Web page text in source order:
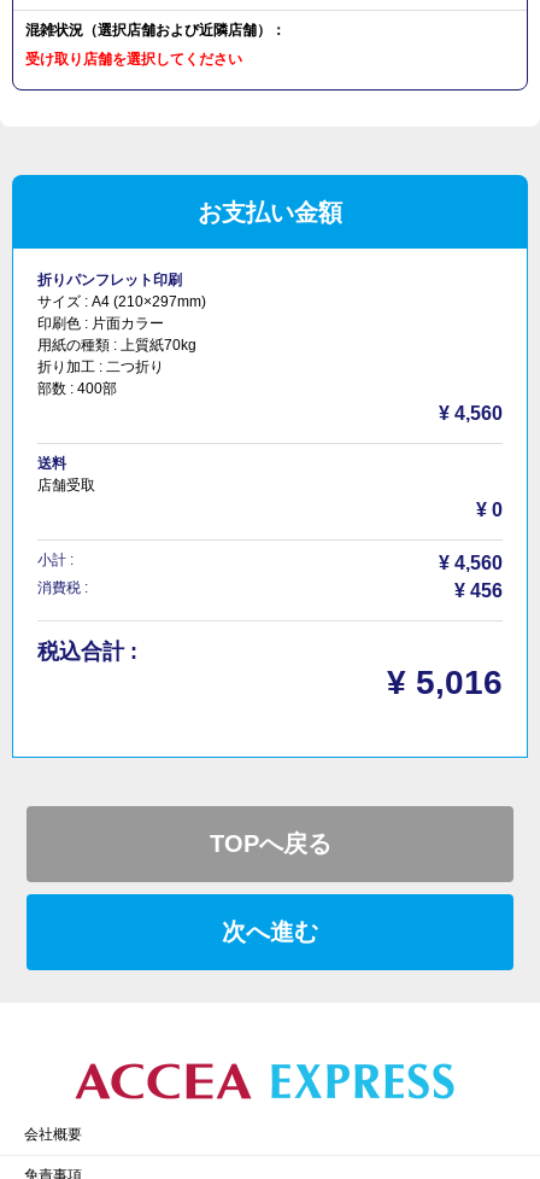
混雑状況（選択店舗および近隣店舗）：
受け取り店舗を選択してください
お支払い金額
折りパンフレット印刷
サイズ : A4 (210×297mm)
印刷色 : 片面カラー
用紙の種類 : 上質紙70kg
折り加工 : 二つ折り
部数 : 400部
¥ 4,560
送料
店舗受取
¥ 0
小計 : ¥ 4,560
消費税 : ¥ 456
税込合計 :
¥ 5,016
TOPへ戻る
次へ進む
会社概要
免責事項